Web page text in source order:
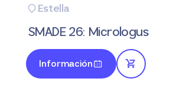
Estella
SMADE 26: Micrologus
Información